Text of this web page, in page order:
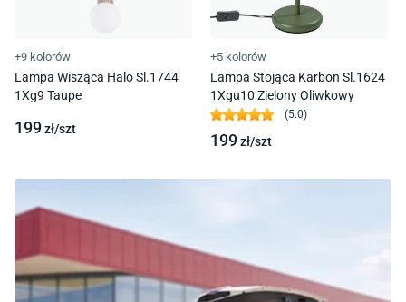
+9 kolorów
Lampa Wisząca Halo Sl.1744
1Xg9 Taupe
199zł/szt
+5 kolorów
Lampa Stojąca Karbon Sl.1624
1Xgu10 Zielony Oliwkowy
(5.0)
199zł/szt